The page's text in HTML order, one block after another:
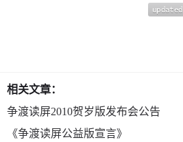
updated
updated
相关文章：
争渡读屏2010贺岁版发布会公告
《争渡读屏公益版宣言》